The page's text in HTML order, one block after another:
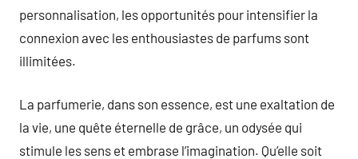
personnalisation, les opportunités pour intensifier la
connexion avec les enthousiastes de parfums sont
illimitées.
La parfumerie, dans son essence, est une exaltation de
la vie, une quête éternelle de grâce, un odysée qui
stimule les sens et embrase l’imagination. Qu’elle soit